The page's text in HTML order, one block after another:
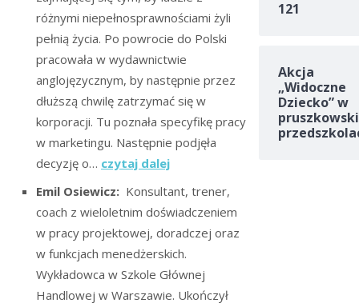
różnymi niepełnosprawnościami żyli
pełnią życia. Po powrocie do Polski
pracowała w wydawnictwie
anglojęzycznym, by następnie przez
dłuższą chwilę zatrzymać się w
korporacji. Tu poznała specyfikę pracy
w marketingu. Następnie podjęła
decyzję o… czytaj dalej
Emil Osiewicz: Konsultant, trener,
coach z wieloletnim doświadczeniem
w pracy projektowej, doradczej oraz
w funkcjach menedżerskich.
Wykładowca w Szkole Głównej
Handlowej w Warszawie. Ukończył
121
Akcja
„Widoczne
Dziecko” w